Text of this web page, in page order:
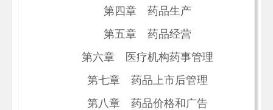
第四章 药品生产
第五章 药品经营
第六章 医疗机构药事管理
第七章 药品上市后管理
第八章 药品价格和广告